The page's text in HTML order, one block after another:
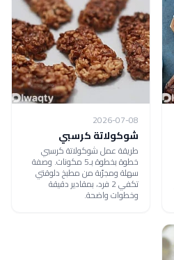
2026-07-08
شوكولاتة كرسبي
طريقة عمل شوكولاتة كرسبي
خطوة بخطوة بـ5 مكونات. وصفة
سهلة ومجرّبة من مطبخ دلوقتي
تكفي 2 فرد، بمقادير دقيقة
وخطوات واضحة.